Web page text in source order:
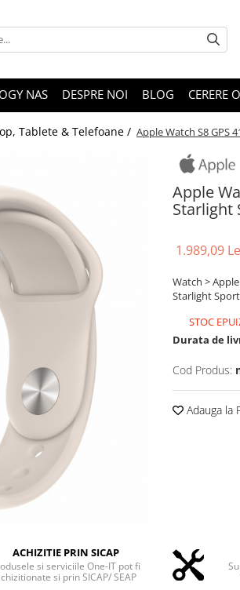
NAS DESPRE NOI BLOG CERERE
Tablete & Telefoane / Apple Watch S8 GPS
Apple
Starlight
1.989,09
Watch >
Starlight
STOC
Durata de
Cod Produs:
Adauga la
ACHIZITIE PRIN SICAP
si serviciile One-IT pot fi
si prin SICAP/ SEAP